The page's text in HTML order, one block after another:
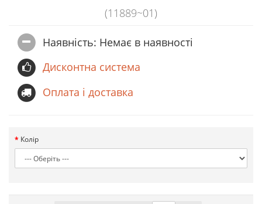
(11889~01)
Наявність: Немає в наявностi
Дисконтна система
Оплата і доставка
Колір